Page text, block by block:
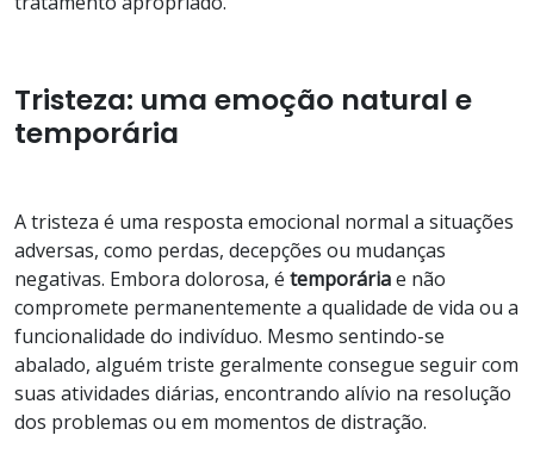
Tristeza: uma emoção natural e
temporária
A tristeza é uma resposta emocional normal a situações
adversas, como perdas, decepções ou mudanças
negativas. Embora dolorosa, é temporáriae não
compromete permanentemente a qualidade de vida ou a
funcionalidade do indivíduo. Mesmo sentindo-se
abalado, alguém triste geralmente consegue seguir com
suas atividades diárias, encontrando alívio na resolução
dos problemas ou em momentos de distração.